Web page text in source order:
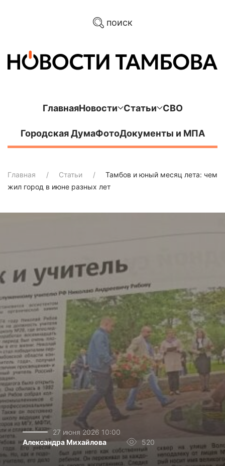
поиск
ГлавнаяНовости Статьи СВО
Городская ДумаФотоДокументы и МПА
Главная Статьи
Тамбов и юный месяц лета: чем
жил город в июне разных лет
27 июня 2026 10:00
Александра Михайлова
520